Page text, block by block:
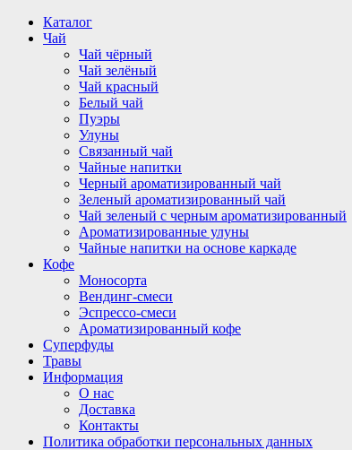
Перейти
содержимому
Каталог
Чай
Чай чёрный
Чай зелёный
Чай красный
Белый чай
Пуэры
Улуны
Связанный чай
Чайные напитки
Черный ароматизированный чай
Зеленый ароматизированный чай
Чай зеленый с черным ароматизированный
Ароматизированные улуны
Чайные напитки на основе каркаде
Кофе
Моносорта
Вендинг-смеси
Эспрессо-смеси
Ароматизированный кофе
Суперфуды
Травы
Информация
О нас
Доставка
Контакты
Политика обработки персональных данных